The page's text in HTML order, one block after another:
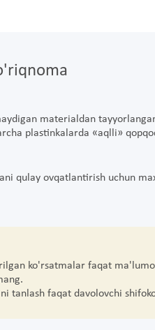
materialdan
plastinkalarda «aqlli»
qulay ovqatlantirish uchun
ko'rsatmalar faqat
tanlash faqat davolovchi